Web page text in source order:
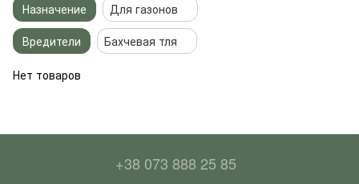
Назначение
Для газонов
Вредители
Бахчевая тля
Нет товаров
+38 073 888 25 85